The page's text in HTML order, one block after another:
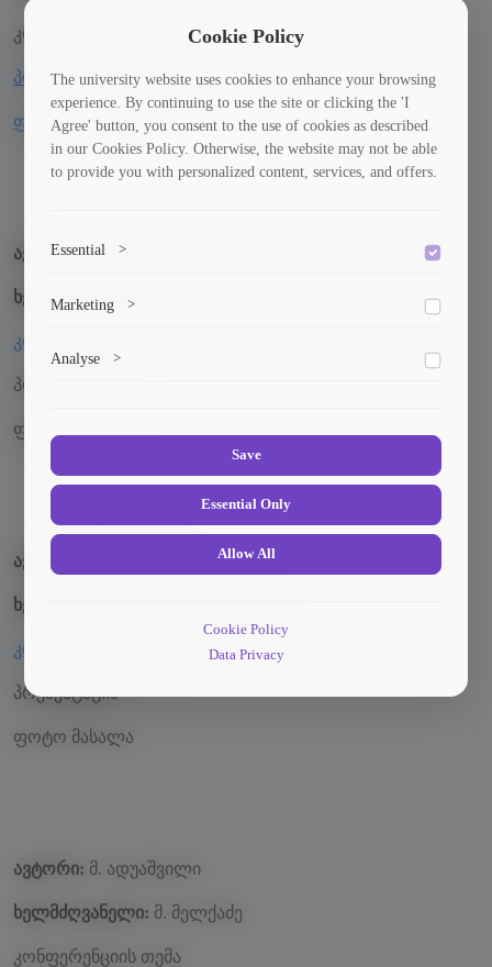
კონფერენციის თემა
პრეზენტაცია
ფოტო მასალა
ავტორი:ე. ბაქრაძე
ხელმძღვანელი:
კონფერენციის თემა
პრეზენტაცია
ფოტო მასალა
ავტორი:
ხელმძღვანელი:
კონფერენციის თემა
პრეზენტაცია
ფოტო მასალა
ავტორი: მ. ადუაშვილი
ხელმძღვანელი: მ. მელქაძე
კონფერენციის თემა
Cookie Policy
The university website uses cookies to enhance your browsing
experience. By continuing to use the site or clicking the 'I
Agree' button, you consent to the use of cookies as described
in our Cookies Policy. Otherwise, the website may not be able
to provide you with personalized content, services, and offers.
Essential >
Marketing >
ads.
Analyse >
Save
Essential Only
Allow All
Cookie Policy
Data Privacy